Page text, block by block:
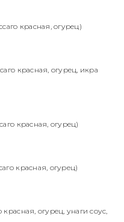
красная, огурец)
красная, огурец, икра
красная, огурец)
красная, огурец)
огурец, унаги соус,